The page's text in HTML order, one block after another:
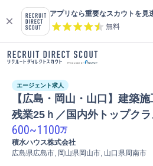
アプリなら重要なスカウトを見
無料
エージェント求人
【広島・岡山・山口】建築
残業25ｈ／国内外トップク
600~1100万
積水ハウス株式会社
広島県広島市, 岡山県岡山市, 山口県周南市